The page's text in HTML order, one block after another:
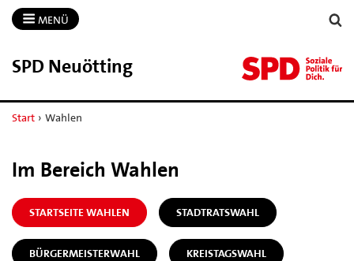
MENÜ
SPD Neuötting
Start › Wahlen
Im Bereich Wahlen
STARTSEITE WAHLEN STADTRATSWAHL
BÜRGERMEISTERWAHL KREISTAGSWAHL